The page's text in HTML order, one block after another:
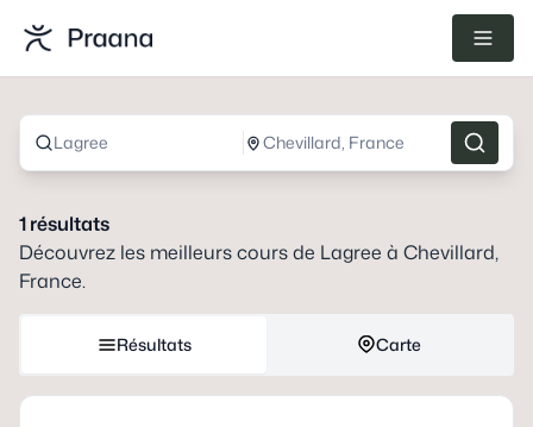
Lagree Chevillard, France
1résultats
Découvrez les meilleurs cours de Lagree à Chevillard,
France.
Résultats Carte